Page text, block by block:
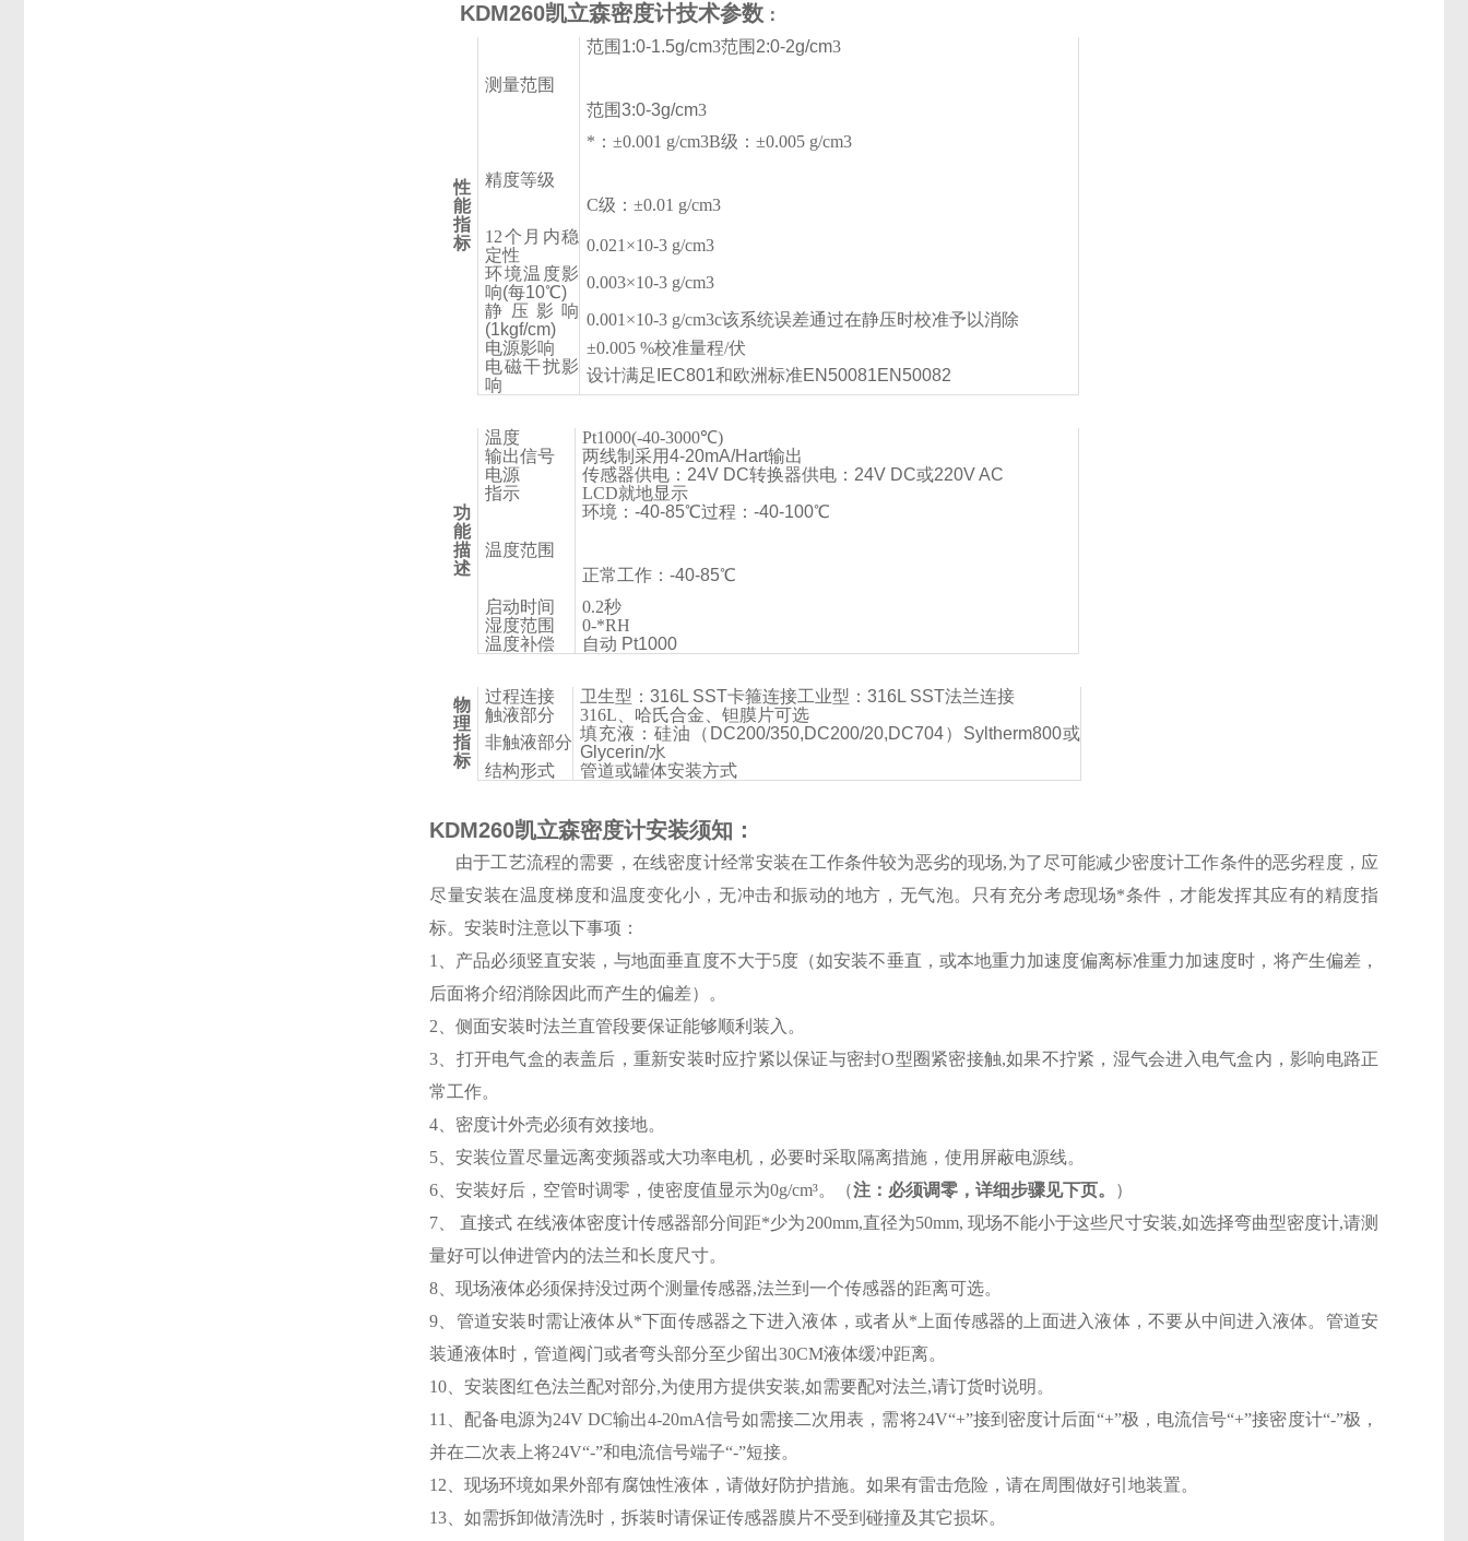
KDM260凯立森密度计技术参数 ：
性
能
指
标
测量范围
范围1:0-1.5g/cm3范围2:0-2g/cm3
范围3:0-3g/cm3
精度等级
*：±0.001 g/cm3B级：±0.005 g/cm3
C级：±0.01 g/cm3
12个月内稳
定性
0.021×10-3 g/cm3
环境温度影
响(每10℃)
0.003×10-3 g/cm3
静压影响
(1kgf/cm)
0.001×10-3 g/cm3c该系统误差通过在静压时校准予以消除
电源影响
±0.005 %校准量程/伏
电磁干扰影
响
设计满足IEC801和欧洲标准EN50081EN50082
功
能
描
述
温度
Pt1000(-40-3000℃)
输出信号
两线制采用4-20mA/Hart输出
电源
传感器供电：24V DC转换器供电：24V DC或220V AC
指示
LCD就地显示
温度范围
环境：-40-85℃过程：-40-100℃
正常工作：-40-85℃
启动时间
0.2秒
湿度范围
0-*RH
温度补偿
自动 Pt1000
物
理
指
标
过程连接
卫生型：316L SST卡箍连接工业型：316L SST法兰连接
触液部分
316L、哈氏合金、钽膜片可选
非触液部分 填充液：硅油（DC200/350,DC200/20,DC704）Syltherm800或
Glycerin/水
结构形式
管道或罐体安装方式
KDM260凯立森密度计安装须知：
由于工艺流程的需要，在线密度计经常安装在工作条件较为恶劣的现场,为了尽可能减少密度计工作条件的恶劣程度，应
尽量安装在温度梯度和温度变化小，无冲击和振动的地方，无气泡。只有充分考虑现场*条件，才能发挥其应有的精度指
标。安装时注意以下事项：
1、产品必须竖直安装，与地面垂直度不大于5度（如安装不垂直，或本地重力加速度偏离标准重力加速度时，将产生偏差，
后面将介绍消除因此而产生的偏差）。
2、侧面安装时法兰直管段要保证能够顺利装入。
3、打开电气盒的表盖后，重新安装时应拧紧以保证与密封O型圈紧密接触,如果不拧紧，湿气会进入电气盒内，影响电路正
常工作。
4、密度计外壳必须有效接地。
5、安装位置尽量远离变频器或大功率电机，必要时采取隔离措施，使用屏蔽电源线。
6、安装好后，空管时调零，使密度值显示为0g/cm³。（注：必须调零，详细步骤见下页。
）
7、 直接式 在线液体密度计传感器部分间距*少为200mm,直径为50mm, 现场不能小于这些尺寸安装,如选择弯曲型密度计,请测
量好可以伸进管内的法兰和长度尺寸。
8、现场液体必须保持没过两个测量传感器,法兰到一个传感器的距离可选。
9、管道安装时需让液体从*下面传感器之下进入液体，或者从*上面传感器的上面进入液体，不要从中间进入液体。管道安
装通液体时，管道阀门或者弯头部分至少留出30CM液体缓冲距离。
10、安装图红色法兰配对部分,为使用方提供安装,如需要配对法兰,请订货时说明。
11、配备电源为24V DC输出4-20mA信号如需接二次用表，需将24V“+”接到密度计后面“+”极，电流信号“+”接密度计“-”极，
并在二次表上将24V“-”和电流信号端子“-”短接。
12、现场环境如果外部有腐蚀性液体，请做好防护措施。如果有雷击危险，请在周围做好引地装置。
13、如需拆卸做清洗时，拆装时请保证传感器膜片不受到碰撞及其它损坏。